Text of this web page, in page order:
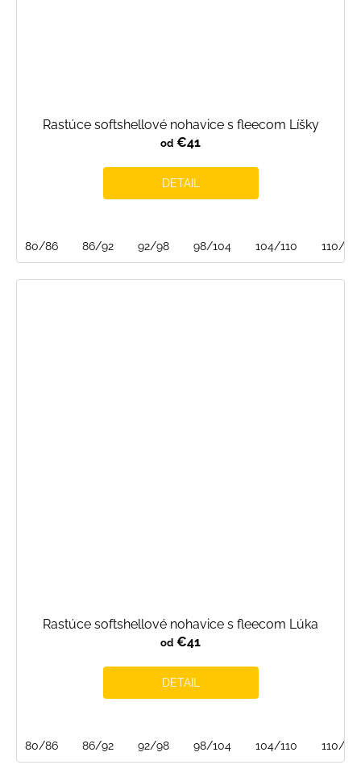
Rastúce softshellové nohavice s fleecom Líšky
od €41
DETAIL
80/86 86/92 92/98 98/104 104/110 110/116
Rastúce softshellové nohavice s fleecom Lúka
od €41
DETAIL
80/86 86/92 92/98 98/104 104/110 110/116